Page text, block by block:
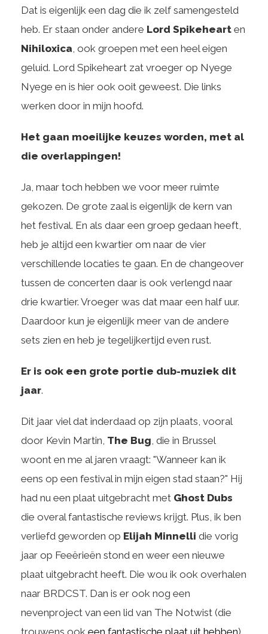
Dat is eigenlijk een dag die ik zelf samengesteld
heb. Er staan onder andere Lord Spikeheart en
Nihiloxica, ook groepen met een heel eigen
geluid. Lord Spikeheart zat vroeger op Nyege
Nyege en is hier ook ooit geweest. Die links
werken door in mijn hoofd.
Het gaan moeilijke keuzes worden, met al
die overlappingen!
Ja, maar toch hebben we voor meer ruimte
gekozen. De grote zaal is eigenlijk de kern van
het festival. En als daar een groep gedaan heeft,
heb je altijd een kwartier om naar de vier
verschillende locaties te gaan. En de changeover
tussen de concerten daar is ook verlengd naar
drie kwartier. Vroeger was dat maar een half uur.
Daardoor kun je eigenlijk meer van de andere
sets zien en heb je tegelijkertijd even rust.
Er is ook een grote portie dub-muziek dit
jaar.
Dit jaar viel dat inderdaad op zijn plaats, vooral
door Kevin Martin, The Bug, die in Brussel
woont en me al jaren vraagt: "Wanneer kan ik
eens op een festival in mijn eigen stad staan?" Hij
had nu een plaat uitgebracht met Ghost Dubs
die overal fantastische reviews krijgt. Plus, ik ben
verliefd geworden op Elijah Minnelli die vorig
jaar op Feeërieën stond en weer een nieuwe
plaat uitgebracht heeft. Die wou ik ook overhalen
naar BRDCST. Dan is er ook nog een
nevenproject van een lid van The Notwist (die
trouwens ook een fantastische plaat uit hebben)